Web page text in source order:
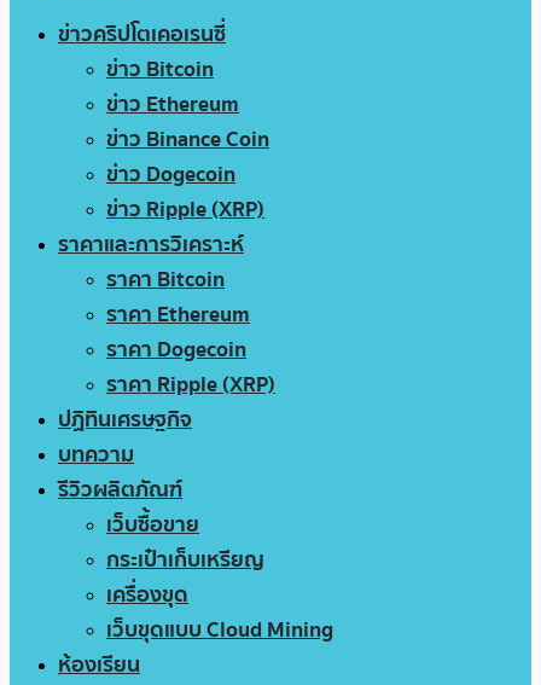
ข่าวคริปโตเคอเรนซี่
ข่าว Bitcoin
ข่าว Ethereum
ข่าว Binance Coin
ข่าว Dogecoin
ข่าว Ripple (XRP)
ราคาและการวิเคราะห์
ราคา Bitcoin
ราคา Ethereum
ราคา Dogecoin
ราคา Ripple (XRP)
ปฏิทินเศรษฐกิจ
บทความ
รีวิวผลิตภัณฑ์
เว็บซื้อขาย
กระเป๋าเก็บเหรียญ
เครื่องขุด
เว็บขุดแบบ Cloud Mining
ห้องเรียน